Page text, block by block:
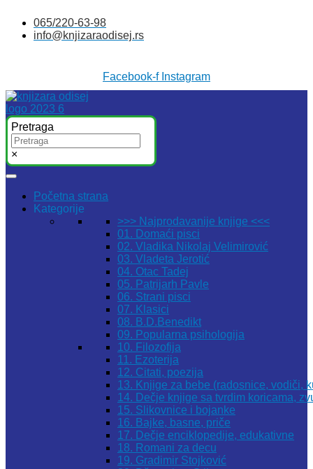
sadržaj
065/220-63-98
info@knjizaraodisej.rs
Facebook-f Instagram
Pretraga
×
Početna strana
Kategorije
>>> Najprodavanije knjige <<<
01. Domaći pisci
02. Vladika Nikolaj Velimirović
03. Vladeta Jerotić
04. Otac Tadej
05. Patrijarh Pavle
06. Strani pisci
07. Klasici
08. B.D.Benedikt
09. Popularna psihologija
10. Filozofija
11. Ezoterija
12. Citati, poezija
13. Knjige za bebe (radosnice, vodiči,
14. Dečje knjige sa tvrdim koricama,
15. Slikovnice i bojanke
16. Bajke, basne, priče
17. Dečje enciklopedije, edukativne
18. Romani za decu
19. Gradimir Stojković